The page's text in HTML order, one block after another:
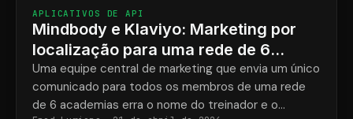
APLICATIVOS DE API
Mindbody e Klaviyo: Marketing por
localização para uma rede de 6
academias de musculação
Uma equipe central de marketing que envia um único
comunicado para todos os membros de uma rede
de 6 academias erra o nome do treinador e o